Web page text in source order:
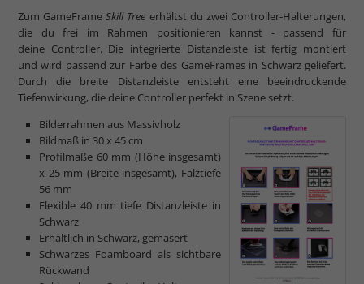
Zum GameFrameSkill Tree erhältst du zwei Controller-Halterungen,
die du frei im Rahmen positionieren kannst - passend für
deine Controller. Die integrierte Distanzleiste ist fertig montiert
und wird passend zur Farbe des GameFrames in Schwarz geliefert.
Durch die breite Distanzleiste entsteht eine beeindruckende
Tiefenwirkung, die deine Controller perfekt in Szene setzt.
Bilderrahmen aus Massivholz
Bildmaß in 30 x 45 cm
Profilmaße 60 mm (Höhe insgesamt)
x 25 mm (Breite insgesamt), Falztiefe
56 mm
Flexible 40 mm tiefe Distanzleiste in
Schwarz
Erhältlich in Schwarz, gemasert
Schwarzes Foamboard als sichtbare
Rückwand